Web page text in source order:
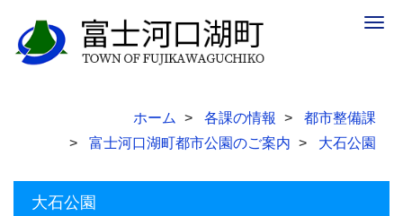
ホーム 各課の情報
都市整備課
富士河口湖町都市公園のご案内
大石公園
大石公園